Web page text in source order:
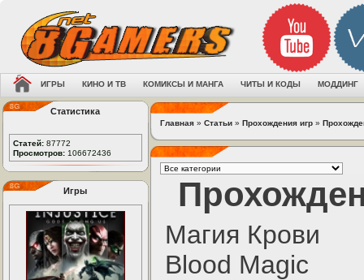
ИГРЫ КИНО И ТВ КОМИКСЫ И МАНГА ЧИТЫ И КОДЫ МОДДИНГ
Статистика
Статей: 87772
Просмотров: 106672436
Игры
Главная » Статьи » Прохождения игр »
Магия Крови
Blood Magic